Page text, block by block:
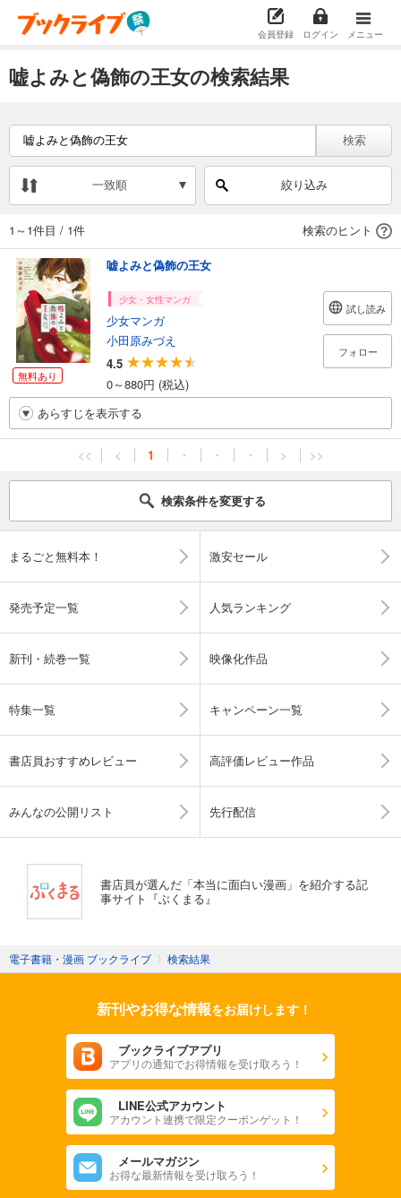
会員登録 ログイン メニュー
嘘よみと偽飾の王女の検索結果
検索
一致順 絞り込み
1～1件目 / 1件 検索のヒント
無料あり
嘘よみと偽飾の王女
少女・女性マンガ
少女マンガ
小田原みづえ
4.5
0～880円 (税込)
試し読み
フォロー
あらすじを表示する
<< < 1 ・ ・ ・ > >>
検索条件を変更する
まるごと無料本！ 激安セール
発売予定一覧 人気ランキング
新刊・続巻一覧 映像化作品
特集一覧 キャンペーン一覧
書店員おすすめレビュー 高評価レビュー作品
みんなの公開リスト 先行配信
書店員が選んだ「本当に面白い漫画」を紹介する記
事サイト『ぶくまる』
電子書籍・漫画 ブックライブ 〉 検索結果
新刊やお得な情報をお届けします！
ブックライブアプリ
アプリの通知でお得情報を受け取ろう！
LINE公式アカウント
アカウント連携で限定クーポンゲット！
メールマガジン
お得な最新情報を受け取ろう！